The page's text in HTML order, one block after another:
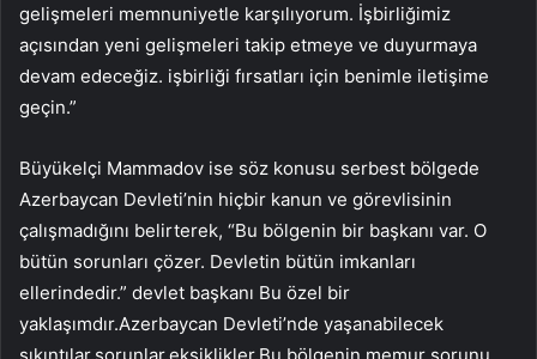
gelişmeleri memnuniyetle karşılıyorum. İşbirliğimiz
açısından yeni gelişmeleri takip etmeye ve duyurmaya
devam edeceğiz. işbirliği fırsatları için benimle iletişime
geçin.”
Büyükelçi Mammadov ise söz konusu serbest bölgede
Azerbaycan Devleti’nin hiçbir kanun ve görevlisinin
çalışmadığını belirterek, “Bu bölgenin bir başkanı var. O
bütün sorunları çözer. Devletin bütün imkanları
ellerindedir.” devlet başkanı Bu özel bir
yaklaşımdır.Azerbaycan Devleti’nde yaşanabilecek
sıkıntılar,sorunlar,eksiklikler.Bu bölgenin memur sorunu